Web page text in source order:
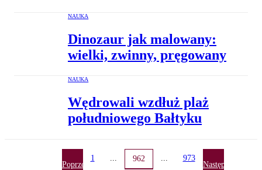
NAUKA
Dinozaur jak malowany:
wielki, zwinny, pręgowany
NAUKA
Wędrowali wzdłuż plaż
południowego Bałtyku
Poprzednia
1 962 973
Następna